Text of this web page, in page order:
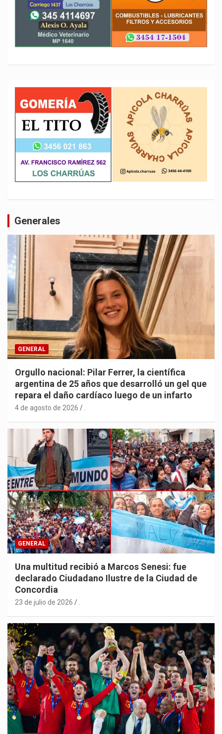
Generales
GENERAL
Orgullo nacional: Pilar Ferrer, la científica
argentina de 25 años que desarrolló un gel que
repara el daño cardíaco luego de un infarto
4 de agosto de 2026 .
GENERAL
Una multitud recibió a Marcos Senesi: fue
declarado Ciudadano Ilustre de la Ciudad de
Concordia
23 de julio de 2026 .